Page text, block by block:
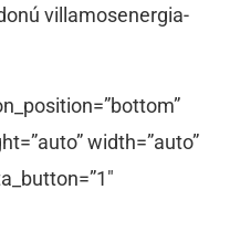
villamosenergia-
width=”auto”